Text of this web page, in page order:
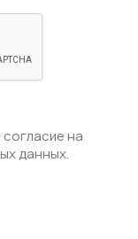
согласие на
данных.